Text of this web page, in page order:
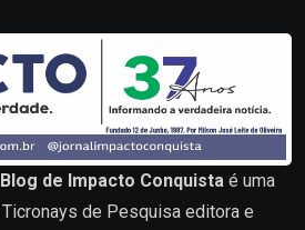
de Impacto Conquista é uma
de Pesquisa editora e